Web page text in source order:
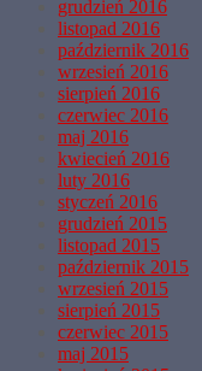
grudzień 2016
listopad 2016
październik 2016
wrzesień 2016
sierpień 2016
czerwiec 2016
maj 2016
kwiecień 2016
luty 2016
styczeń 2016
grudzień 2015
listopad 2015
październik 2015
wrzesień 2015
sierpień 2015
czerwiec 2015
maj 2015